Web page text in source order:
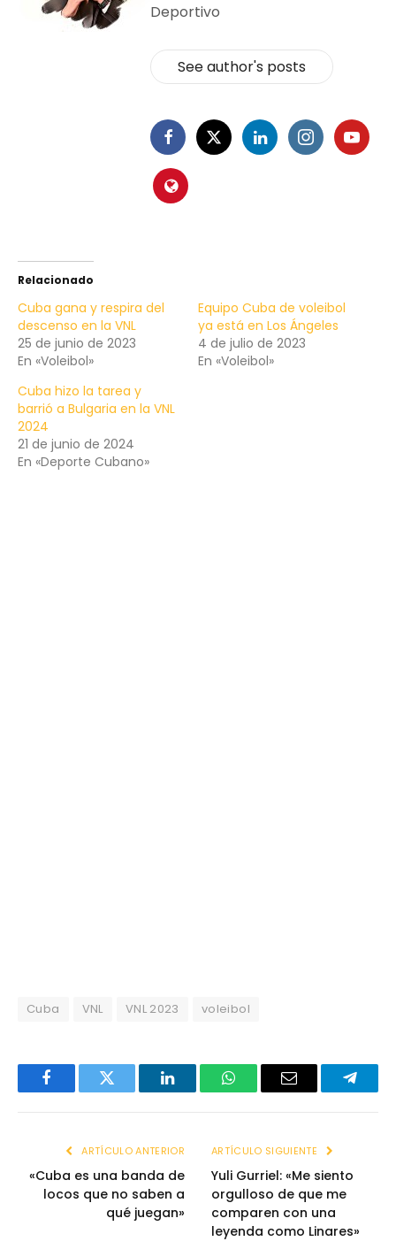
Deportivo
See author's posts
Relacionado
Cuba gana y respira del
descenso en la VNL
25 de junio de 2023
En «Voleibol»
Equipo Cuba de voleibol
ya está en Los Ángeles
4 de julio de 2023
En «Voleibol»
Cuba hizo la tarea y
barrió a Bulgaria en la VNL
2024
21 de junio de 2024
En «Deporte Cubano»
Cuba VNL VNL 2023 voleibol
FacebookTwitter LinkedInWhatsAppEmail
ARTÍCULO ANTERIOR
«Cuba es una banda de
locos que no saben a
qué juegan»
ARTÍCULO SIGUIENTE
Yuli Gurriel: «Me siento
orgulloso de que me
comparen con una
leyenda como Linares»